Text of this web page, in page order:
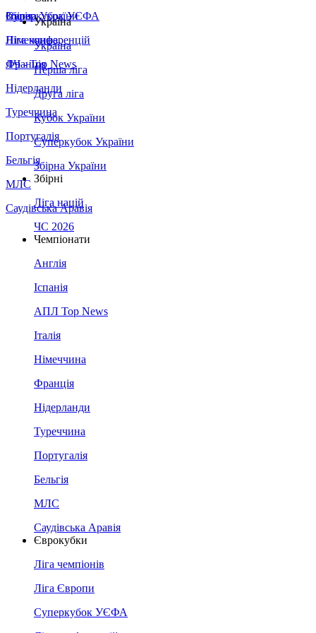
Збірна України
Італія
Німеччина
Франція
Нідерланди
Туреччина
Португалія
Бельгія
МЛС
Саудівська Аравія
Суперкубок УЄФА
Ліга конференцій
ЛЧ - Top News
Україна
Україна
Перша ліга
Друга ліга
Кубок України
Суперкубок України
Збірна України
Збірні
Ліга націй
ЧС 2026
Чемпіонати
Англія
Іспанія
АПЛ Top News
Італія
Німеччина
Франція
Нідерланди
Туреччина
Португалія
Бельгія
МЛС
Саудівська Аравія
Єврокубки
Ліга чемпіонів
Ліга Європи
Суперкубок УЄФА